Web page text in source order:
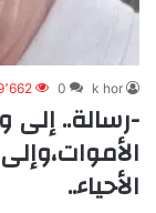
k hor
0
-رسالة.. إلى
الأحياء..